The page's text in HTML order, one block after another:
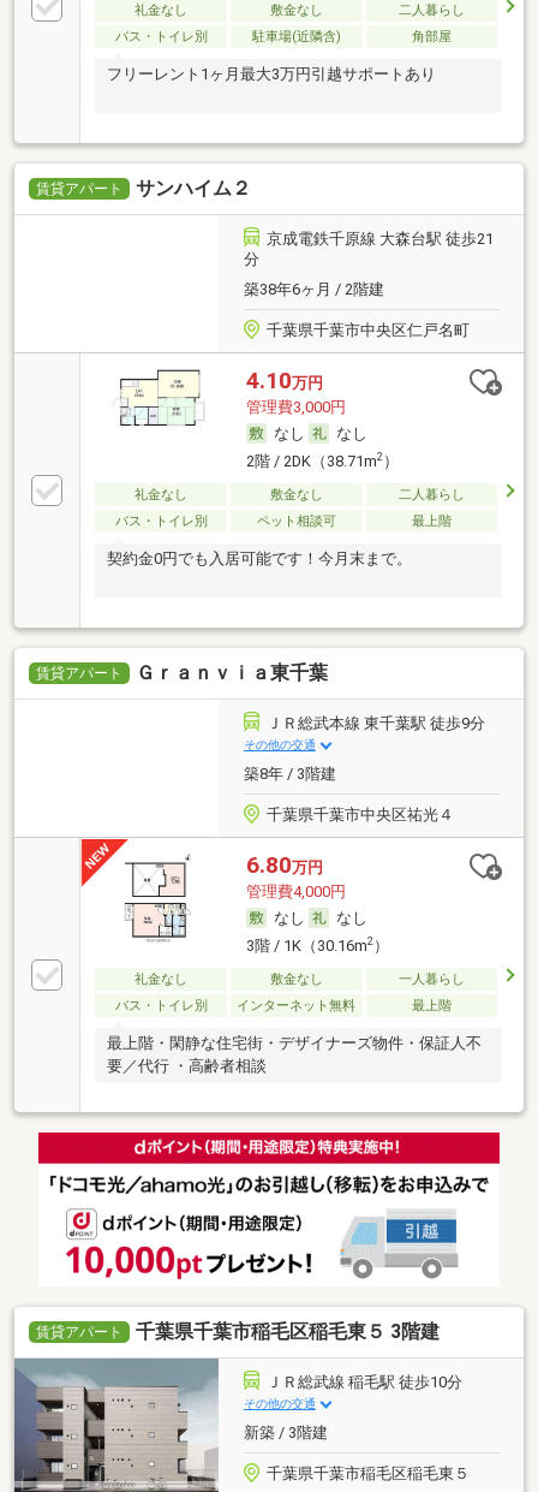
礼金なし 敷金なし
二人暮らし
バス・トイレ別
駐車場(近隣含) 角部屋
フリーレント1ヶ月最大3万円引越サポートあり
賃貸アパート サンハイム２
京成電鉄千原線 大森台駅 徒歩21
分
築38年6ヶ月 / 2階建
千葉県千葉市中央区仁戸名町
4.10万円
管理費3,000円
なし
なし
2階 / 2DK（38.71m2）
礼金なし 敷金なし
二人暮らし
バス・トイレ別
ペット相談可 最上階
契約金0円でも入居可能です！今月末まで。
賃貸アパート Ｇｒａｎｖｉａ東千葉
ＪＲ総武本線 東千葉駅 徒歩9分
その他の交通
築8年 / 3階建
千葉県千葉市中央区祐光４
6.80万円
管理費4,000円
なし
なし
3階 / 1K（30.16m2）
礼金なし 敷金なし
一人暮らし
バス・トイレ別
インターネット無料 最上階
最上階・閑静な住宅街・デザイナーズ物件・保証人不
要／代行 ・高齢者相談
賃貸アパート 千葉県千葉市稲毛区稲毛東５ 3階建
ＪＲ総武線 稲毛駅 徒歩10分
その他の交通
新築 / 3階建
千葉県千葉市稲毛区稲毛東５